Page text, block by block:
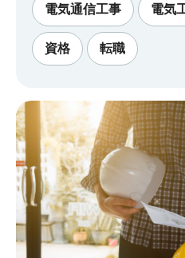
の主要な資格、転職を成
いて解説します。
電気通信工事 電気
資格 転職